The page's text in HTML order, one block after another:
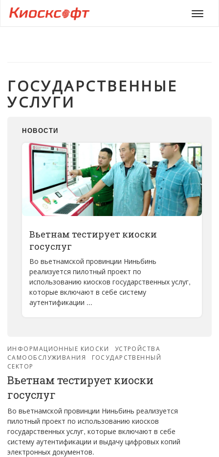
Меню
ГОСУДАРСТВЕННЫЕ
УСЛУГИ
НОВОСТИ
Вьетнам тестирует киоски
госуслуг
Во вьетнамской провинции Ниньбинь
реализуется пилотный проект по
использованию киосков государственных услуг,
которые включают в себе систему
аутентификации ...
ИНФОРМАЦИОННЫЕ КИОСКИ
УСТРОЙСТВА
САМООБСЛУЖИВАНИЯ
ГОСУДАРСТВЕННЫЙ
СЕКТОР
Вьетнам тестирует киоски
госуслуг
Во вьетнамской провинции Ниньбинь реализуется
пилотный проект по использованию киосков
государственных услуг, которые включают в себе
систему аутентификации и выдачу цифровых копий
электронных документов.